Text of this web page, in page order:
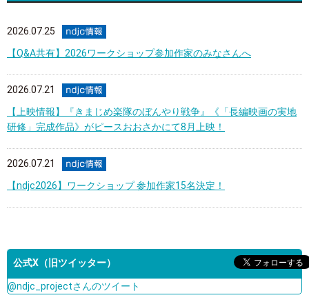
2026.07.25
【Q&A共有】2026ワークショップ参加作家のみなさんへ
2026.07.21
【上映情報】『きまじめ楽隊のぼんやり戦争』《「長編映画の実地
研修」完成作品》がピースおおさかにて8月上映！
2026.07.21
【ndjc2026】ワークショップ 参加作家15名決定！
公式X（旧ツイッター）
@ndjc_projectさんのツイート